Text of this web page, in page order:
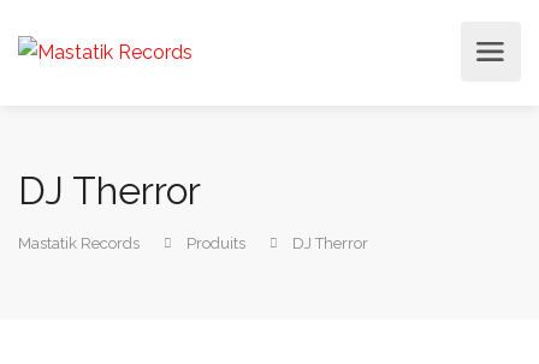
DJ Therror
Mastatik Records Produits DJ Therror